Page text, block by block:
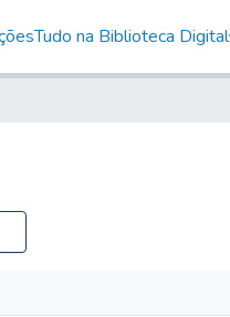
Tudo na Biblioteca Digital